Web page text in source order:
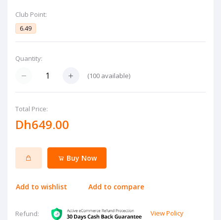
Club Point:
6.49
Quantity:
(100 available)
Total Price:
Dh649.00
Buy Now
Add to wishlist Add to compare
Refund: View Policy